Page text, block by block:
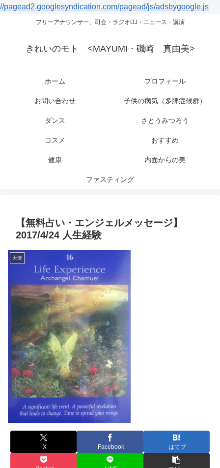
//pagead2.googlesyndication.com/pagead/js/adsbygoogle.js
フリーアナウンサー、司会・ラジオDJ・ニュース・講演
きれいのモト <MAYUMI・磯崎 真由美>
ホーム プロフィール
お問い合わせ 子供の病気（多脾症候群）
ダンス さとうみつろう
コスメ おすすめ
健康 内面からの美
ファスティング
【無料占い・エンジェルメッセージ】
2017/4/24 人生経験
天使
X Facebook はてブ